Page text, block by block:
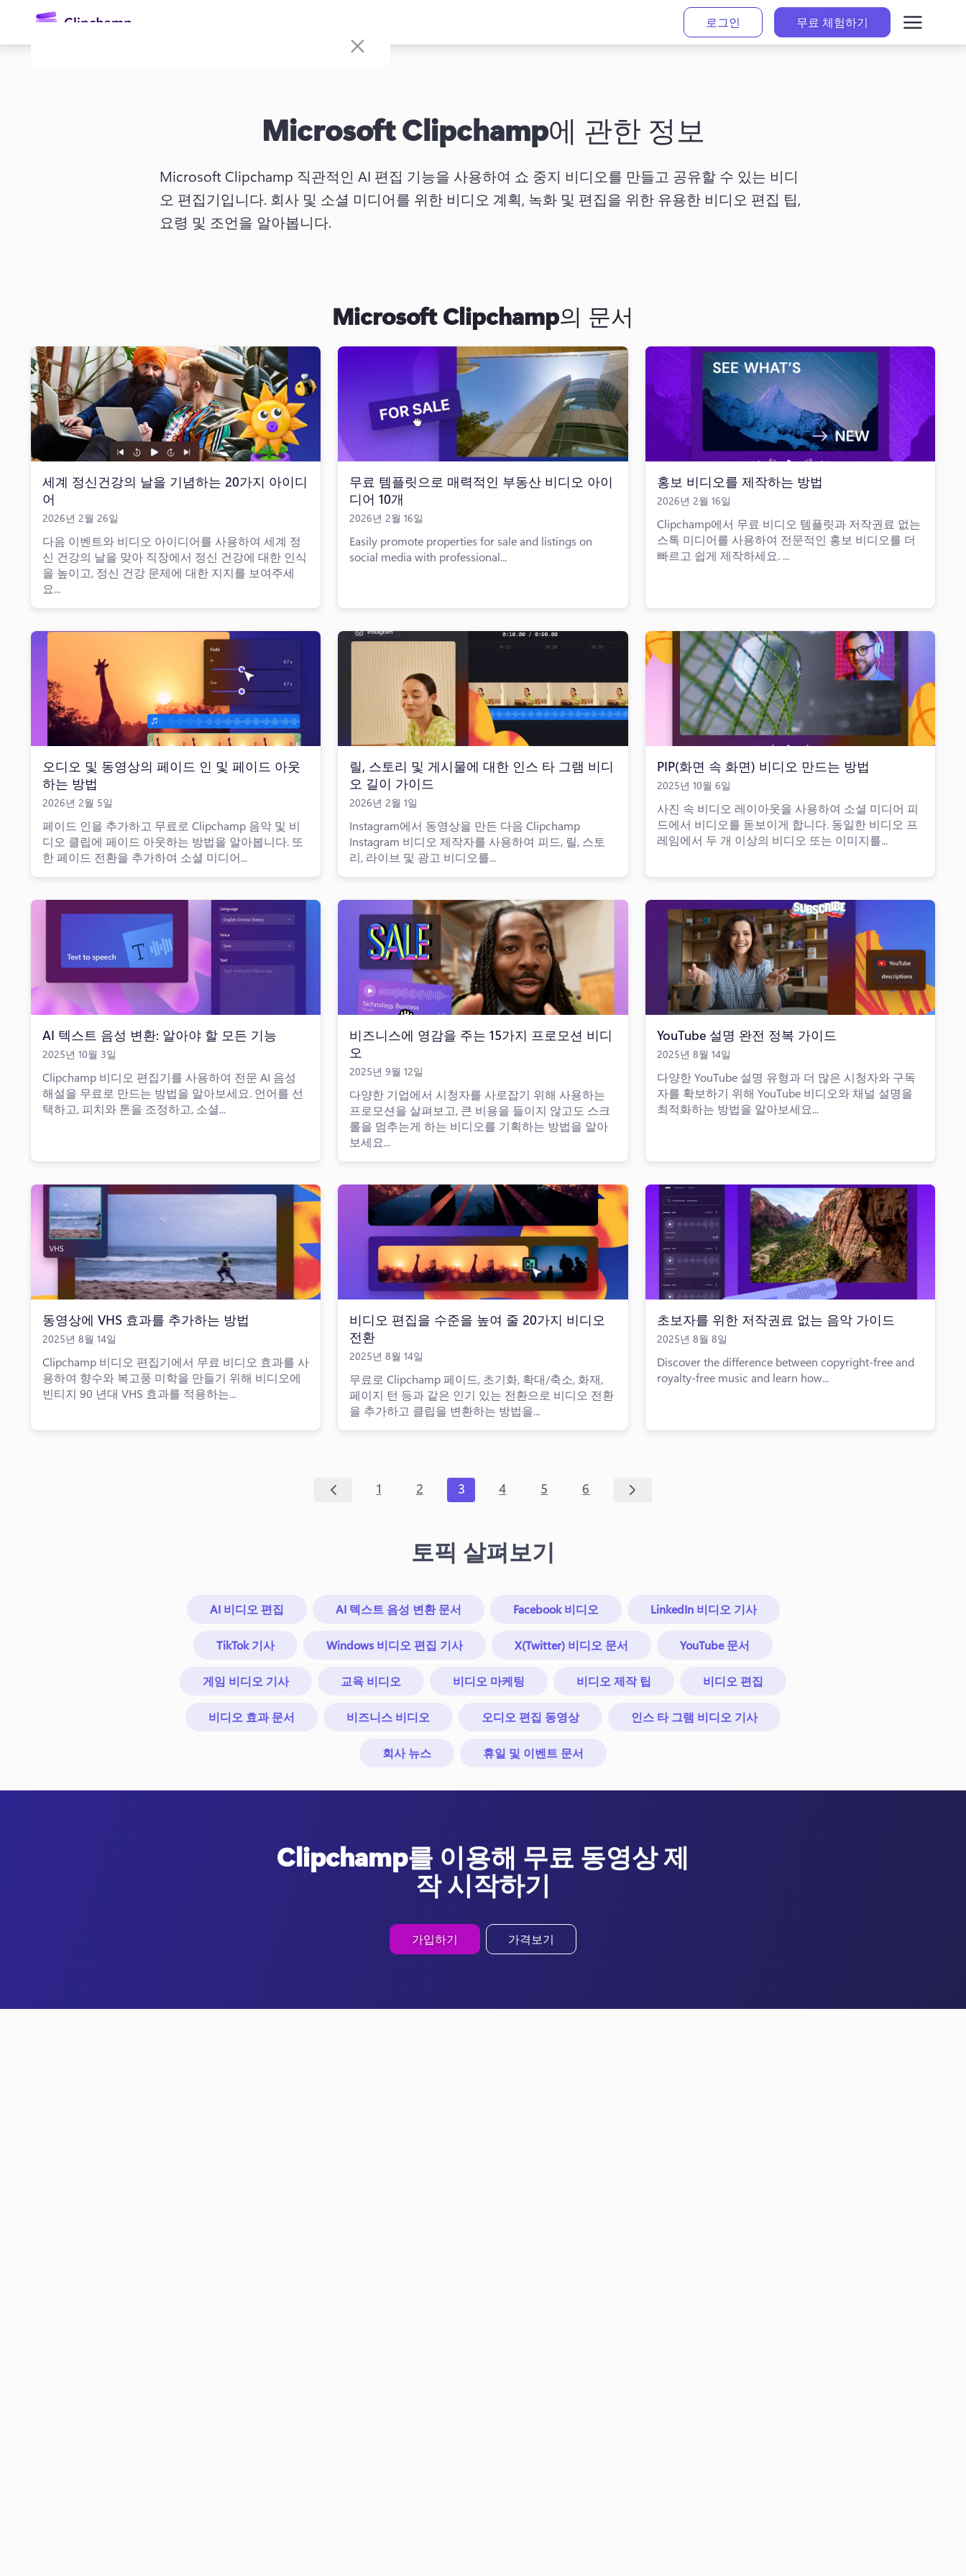
로
로그인 무료 체험하기
로그인
Microsoft Clipchamp에 관한 정보
Microsoft Clipchamp 직관적인 AI 편집 기능을 사용하여 쇼 중지 비디오를 만들고 공유할 수 있는 비디
오 편집기입니다. 회사 및 소셜 미디어를 위한 비디오 계획, 녹화 및 편집을 위한 유용한 비디오 편집 팁,
요령 및 조언을 알아봅니다.
Microsoft Clipchamp의 문서
세계 정신건강의 날을 기념하는 20가지 아이디
어
2026년 2월 26일
다음 이벤트와 비디오 아이디어를 사용하여 세계 정
신 건강의 날을 맞아 직장에서 정신 건강에 대한 인식
을 높이고, 정신 건강 문제에 대한 지지를 보여주세
요...
무료 템플릿으로 매력적인 부동산 비디오 아이
디어 10개
2026년 2월 16일
Easily promote properties for sale and listings on
social media with professional...
홍보 비디오를 제작하는 방법
2026년 2월 16일
Clipchamp에서 무료 비디오 템플릿과 저작권료 없는
스톡 미디어를 사용하여 전문적인 홍보 비디오를 더
빠르고 쉽게 제작하세요. ...
오디오 및 동영상의 페이드 인 및 페이드 아웃
하는 방법
2026년 2월 5일
페이드 인을 추가하고 무료로 Clipchamp 음악 및 비
디오 클립에 페이드 아웃하는 방법을 알아봅니다. 또
한 페이드 전환을 추가하여 소셜 미디어...
릴, 스토리 및 게시물에 대한 인스 타 그램 비디
오 길이 가이드
2026년 2월 1일
Instagram에서 동영상을 만든 다음 Clipchamp
Instagram 비디오 제작자를 사용하여 피드, 릴, 스토
리, 라이브 및 광고 비디오를...
PIP(화면 속 화면) 비디오 만드는 방법
2025년 10월 6일
사진 속 비디오 레이아웃을 사용하여 소셜 미디어 피
드에서 비디오를 돋보이게 합니다. 동일한 비디오 프
레임에서 두 개 이상의 비디오 또는 이미지를...
AI 텍스트 음성 변환: 알아야 할 모든 기능
2025년 10월 3일
Clipchamp 비디오 편집기를 사용하여 전문 AI 음성
해설을 무료로 만드는 방법을 알아보세요. 언어를 선
택하고, 피치와 톤을 조정하고, 소셜...
비즈니스에 영감을 주는 15가지 프로모션 비디
오
2025년 9월 12일
다양한 기업에서 시청자를 사로잡기 위해 사용하는
프로모션을 살펴보고, 큰 비용을 들이지 않고도 스크
롤을 멈추는게 하는 비디오를 기획하는 방법을 알아
보세요...
YouTube 설명 완전 정복 가이드
2025년 8월 14일
다양한 YouTube 설명 유형과 더 많은 시청자와 구독
자를 확보하기 위해 YouTube 비디오와 채널 설명을
최적화하는 방법을 알아보세요...
동영상에 VHS 효과를 추가하는 방법
2025년 8월 14일
Clipchamp 비디오 편집기에서 무료 비디오 효과를 사
용하여 향수와 복고풍 미학을 만들기 위해 비디오에
빈티지 90 년대 VHS 효과를 적용하는...
비디오 편집을 수준을 높여 줄 20가지 비디오
전환
2025년 8월 14일
무료로 Clipchamp 페이드, 초기화, 확대/축소, 화재,
페이지 턴 등과 같은 인기 있는 전환으로 비디오 전환
을 추가하고 클립을 변환하는 방법을...
초보자를 위한 저작권료 없는 음악 가이드
2025년 8월 8일
Discover the difference between copyright-free and
royalty-free music and learn how...
1 2 3 4 5 6
토픽 살펴보기
AI 비디오 편집 AI 텍스트 음성 변환 문서 Facebook 비디오 LinkedIn 비디오 기사
TikTok 기사 Windows 비디오 편집 기사 X(Twitter) 비디오 문서 YouTube 문서
게임 비디오 기사 교육 비디오 비디오 마케팅 비디오 제작 팁 비디오 편집
비디오 효과 문서 비즈니스 비디오 오디오 편집 동영상 인스 타 그램 비디오 기사
회사 뉴스 휴일 및 이벤트 문서
Clipchamp를 이용해 무료 동영상 제
작 시작하기
가입하기 가격보기